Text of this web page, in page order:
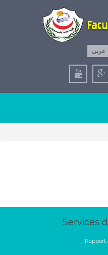
عربى
Services